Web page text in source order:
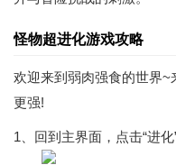
怪物超进化游戏攻略
欢迎来到弱肉强食的世界
更强!
1、回到主界面，点击“进化